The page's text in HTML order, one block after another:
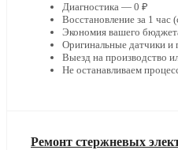
Диагностика — 0 ₽
Восстановление за 1 час
Экономия вашего
Оригинальные датчики и
Выезд на производство
Не останавливаем
Ремонт стержневых